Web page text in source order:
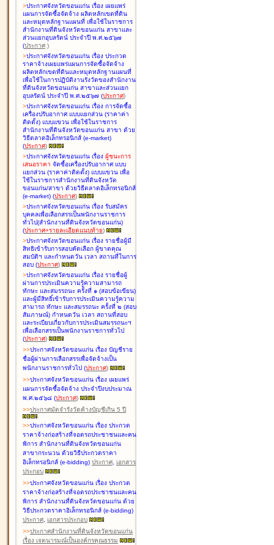
>ประกาศจังหวัดขอนแก่น เรื่อง เผยแพร่
แผนการจัดซื้อจัดจ้าง ผลิตหลักเขตที่ดิน
และหมุดหลักฐานแผนที่ เพื่อใช้ในราชการ
สำนักงานที่ดินจังหวัดขอนแก่น สาขาและ
ส่วนแยกอุบลรัตน์ ประจำปี พ.ศ.๒๕๖๗
(ประกาศ )
>ประกาศจังหวัดขอนแก่น เรื่อง ประกวด
ราคาจ้างเผยแพร่แผนการจัดซื้อจัดจ้าง
ผลิตหลักเขตที่ดินและหมุดหลักฐานแผนที่
เพื่อใช้ในการปฏิบัติงานรังวัดของสำนักงาน
ที่ดินจังหวัดขอนแก่น สาขาและส่วนแยก
อุบลรัตน์ ประจำปี พ.ศ.๒๕๖๗ (ประกาศ)
>ประกาศจังหวัดขอนแก่น เรื่อง การจัดซื้อ
เครื่องปรับอากาศ แบบแยกส่วน (ราคาค่า
ติดตั้ง) แบบแขวน เพื่อใช้ในราชการ
สำนักงานที่ดินจังหวัดขอนแก่น สาขา ด้วย
วิธีตลาดอิเล็กทรอนิกส์ (e-market)
(ประกาศ)
>ประกาศจังหวัดขอนแก่น เรื่อง ผู้ชนะการ
เสนอราคา จัดซื้อเครื่องปรับอากาศ แบบ
แยกส่วน (ราคาค่าติดตั้ง) แบบแขวน เพื่อ
ใช้ในราชการสำนักงานที่ดินจังหวัด
ขอนแก่น/สาขา ด้วยวิธีตลาดอิเล็กทรอนิกส์
(e-market) (ประกาศ)
>ประกาศจังหวัดขอนแก่น เรื่อง รับสมัคร
บุคคลเพื่อเลือกสรรเป็นพนักงานราชการ
ทั่วไป(สำนักงานที่ดินจังหวัดขอนแก่น)
(ประกาศ+รายละเอียดแนบท้าย)
>ประกาศจังหวัดขอนแก่น เรื่อง รายชื่อผู้มี
สิทธิเข้ารับการสอบคัดเลือก ผู้ขาดคุณ
สมบัติฯ และกำหนดวัน เวลา สถานที่ในการ
สอบ (ประกาศ)
>ประกาศจังหวัดขอนแก่น เรื่อง รายชื่อผู้
ผ่านการประเมินความรู้ความสามารถ
ทักษะ และสมรรถนะ ครั้งที่ ๑ (สอบข้อเขียน)
และผู้มีสิทธิ์เข้ารับการประเมินความรู้ความ
สามารถ ทักษะ และสมรรถนะ ครั้งที่ ๒ (สอบ
สัมภาษณ์) กำหนดวัน เวลา สถานที่สอบ
และระเบียบเกี่ยวกับการประเมินสมรรถนะฯ
เพื่อเลือกสรรเป็นพนักงานราชการทั่วไป
(ประกาศ)
>>ประกาศจังหวัดขอนแก่น เรื่อง บัญชีราย
ชื่อผู้ผ่านการเลือกสรรเพื่อจัดจ้างเป็น
พนักงานราชการทั่วไป (ประกาศ)
>>ประกาศจังหวัดขอนแก่น เรื่อง เผยแพร่
แผนการจัดซื้อจัดจ้าง ประจำปีงบประมาณ
พ.ศ.๒๕๖๘ (ประกาศ)
>>ประกาศมัดจำรังวัดค้างบัญชีเกิน 5 ปี
>>ประกาศจังหวัดขอนแก่น เรื่อง ประกวด
ราคาจ้างก่อสร้างที่จอดรถประชาชนและคน
พิการ สำนักงานที่ดินจังหวัดขอนแก่น
สาขากระนวน ด้วยวิธีประกวดราคา
อิเล็กทรอนิกส์ (e-bidding) ประกาศ, เอกสาร
ประกอบ
>>ประกาศจังหวัดขอนแก่น เรื่อง ประกวด
ราคาจ้างก่อสร้างที่จอดรถประชาชนและคน
พิการ สำนักงานที่ดินจังหวัดขอนแก่น ด้วย
วิธีประกวดราคาอิเล็กทรอนิกส์ (e-bidding)
ประกาศ, เอกสารประกอบ
>>ประกาศสำนักงานที่ดินจังหวัดขอนแก่น
เรื่อง เจตนารมณ์เป็นองค์กรคุณธรรม